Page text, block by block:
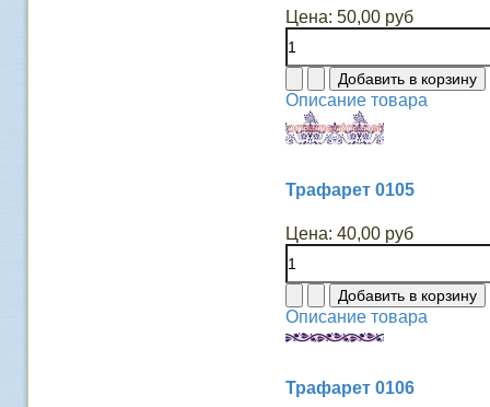
Цена: 50,00 руб
Описание товара
Трафарет 0105
Цена: 40,00 руб
Описание товара
Трафарет 0106